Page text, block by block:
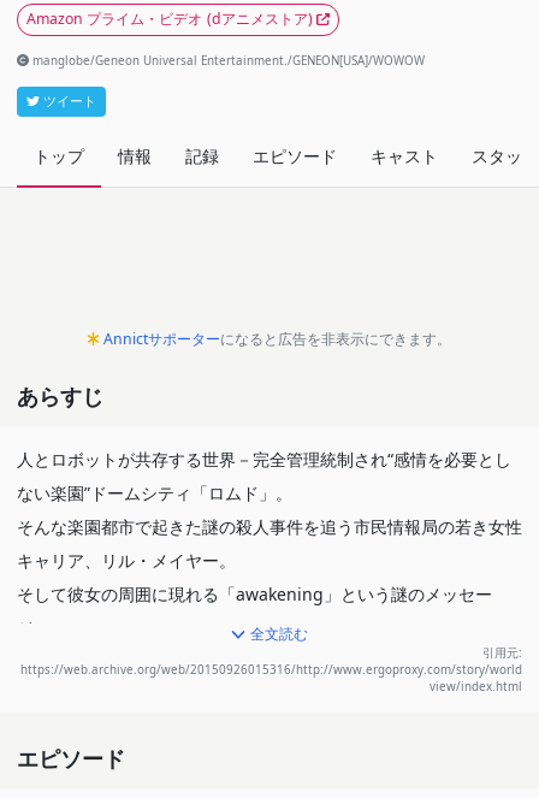
Amazon プライム・ビデオ (dアニメストア)
manglobe/Geneon Universal Entertainment./GENEON[USA]/WOWOW
ツイート
トップ 情報 記録 エピソード キャスト スタッフ
Annictサポーターになると広告を非表示にできます。
あらすじ
人とロボットが共存する世界－完全管理統制され“感情を必要とし
ない楽園”ドームシティ「ロムド」。
そんな楽園都市で起きた謎の殺人事件を追う市民情報局の若き女性
キャリア、リル・メイヤー。
そして彼女の周囲に現れる「awakening」という謎のメッセー
ジ。
そのメッセージに気づいた夜、リルは突如現れた異形の怪人の襲撃
る人物とは…
全文読む
引用元:
https://web.archive.org/web/20150926015316/http://www.ergoproxy.com/story/world
view/index.html
エピソード